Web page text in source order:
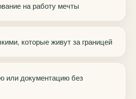
на работу мечты
которые живут за границей
или документацию без